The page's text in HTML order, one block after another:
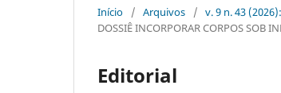
Início / Arquivos / v. 9 n. 43
DOSSIÊ INCORPORAR CORPOS SOB
Editorial